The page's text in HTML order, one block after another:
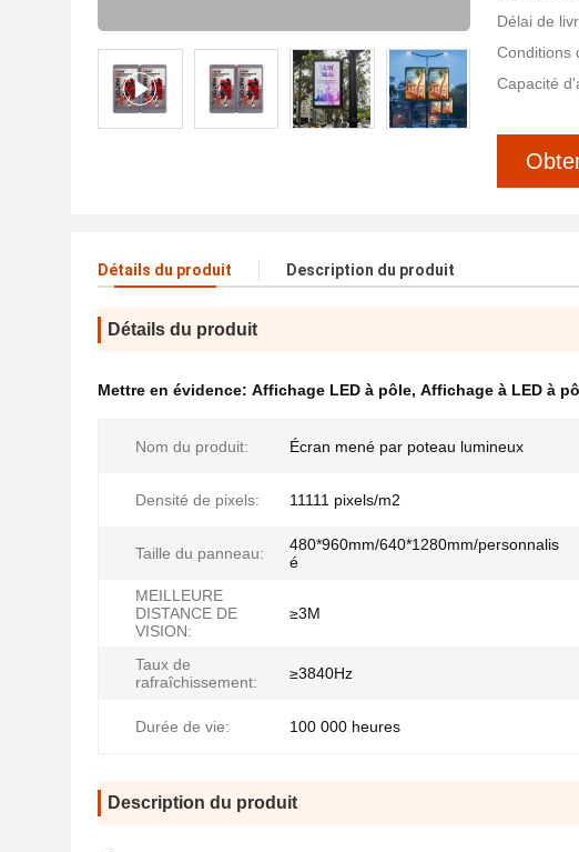
Délai de
Conditions
Capacité
Détails du produit Description du produit
Détails du produit
Mettre en évidence: Affichage LED à pôle, Affichage à LED à
Nom du produit: Écran mené par poteau lumineux
Densité de pixels: 11111 pixels/m2
Taille du panneau:
480*960mm/640*1280mm/personnalis
é
MEILLEURE
DISTANCE DE
VISION:
≥3M
Taux de
rafraîchissement:
≥3840Hz
Durée de vie: 100 000 heures
Description du produit